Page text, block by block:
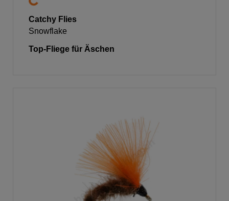
Catchy Flies
Snowflake
Top-Fliege für Äschen